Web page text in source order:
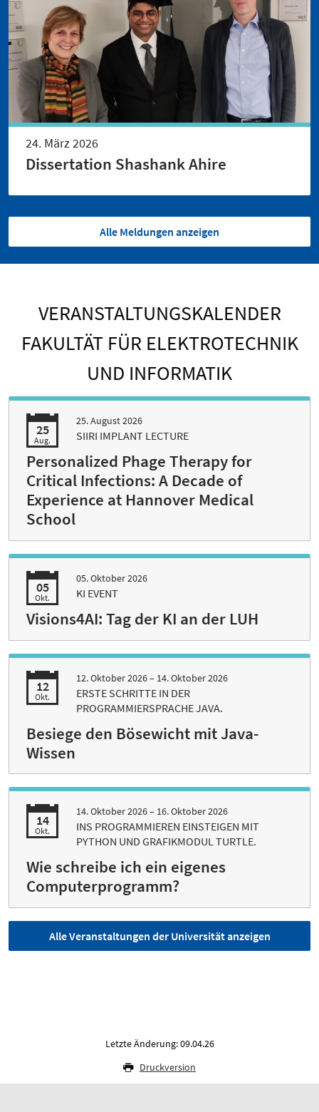
24. März 2026
Dissertation Shashank Ahire
Alle Meldungen anzeigen
VERANSTALTUNGSKALENDER
FAKULTÄT FÜR ELEKTROTECHNIK
UND INFORMATIK
25
Aug.
25. August 2026
SIIRI IMPLANT LECTURE
Personalized Phage Therapy for
Critical Infections: A Decade of
Experience at Hannover Medical
School
05
Okt.
05. Oktober 2026
KI EVENT
Visions4AI: Tag der KI an der LUH
12
Okt.
12. Oktober 2026 – 14. Oktober 2026
ERSTE SCHRITTE IN DER
PROGRAMMIERSPRACHE JAVA.
Besiege den Bösewicht mit Java-
Wissen
14
Okt.
14. Oktober 2026 – 16. Oktober 2026
INS PROGRAMMIEREN EINSTEIGEN MIT
PYTHON UND GRAFIKMODUL TURTLE.
Wie schreibe ich ein eigenes
Computerprogramm?
Alle Veranstaltungen der Universität anzeigen
Letzte Änderung: 09.04.26
Druckversion